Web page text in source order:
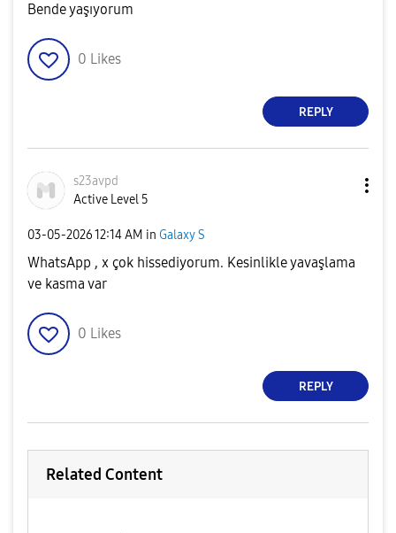
Bende yaşıyorum
0 Likes
REPLY
s23avpd
Active Level 5
‎03-05-202612:14 AM in Galaxy S
WhatsApp , x çok hissediyorum. Kesinlikle yavaşlama
ve kasma var
0 Likes
REPLY
Related Content